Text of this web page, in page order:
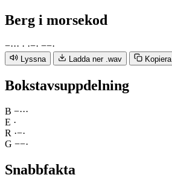
Berg i morsekod
−··· · ·−· −−·
Lyssna Ladda ner .wav Kopiera
Bokstavsuppdelning
B −···
E ·
R ·−·
G −−·
Snabbfakta